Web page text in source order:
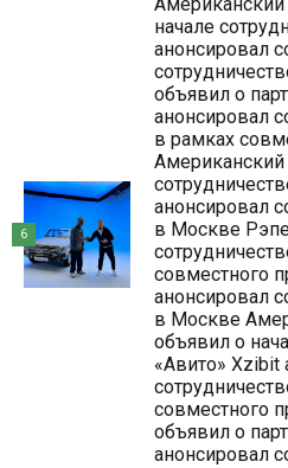
начале
анонсировал
объявил о
анонсировал
в рамках
анонсировал
в Москве
совместного
анонсировал
в Москве
объявил о
«Авито» Xzibit
совместного
объявил о
анонсировал
6